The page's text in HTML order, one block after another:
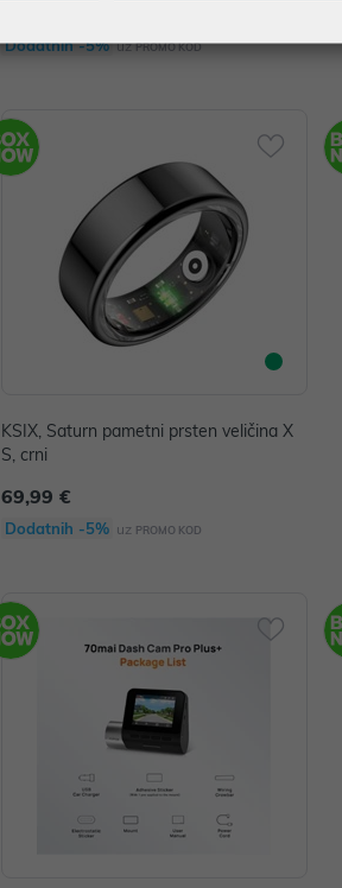
Dodatnih -5% uz PROMO KOD
KSIX, Saturn pametni prsten veličina X
S, crni
69,99 €
Dodatnih -5% uz PROMO KOD